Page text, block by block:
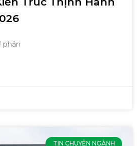
phản
TIN CHUYÊN NGÀNH